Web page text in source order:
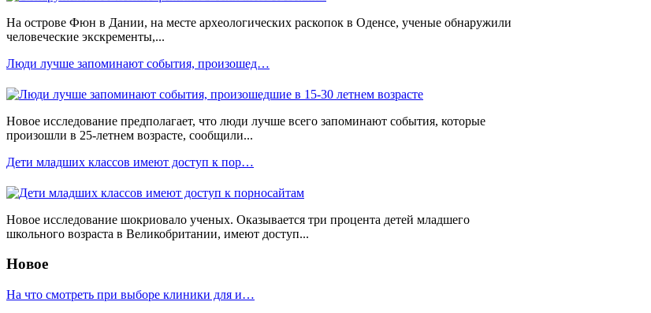
На острове Фюн в Дании, на месте археологических раскопок в Оденсе, ученые обнаружили
человеческие экскременты,...
Люди лучше запоминают события, произошед…
Новое исследование предполагает, что люди лучше всего запоминают события, которые
произошли в 25-летнем возрасте, сообщили...
Дети младших классов имеют доступ к пор…
Новое исследование шокриовало ученых. Оказывается три процента детей младшего
школьного возраста в Великобритании, имеют доступ...
Новое
На что смотреть при выборе клиники для и…